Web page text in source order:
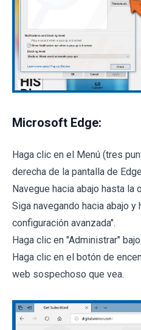
Microsoft Edge:
Haga clic en el Menú (tres
derecha de la pantalla de
Navegue hacia abajo hasta la
Siga navegando hacia abajo y
configuración avanzada".
Haga clic en "Administrar"
Haga clic en el botón de
web sospechoso que vea.